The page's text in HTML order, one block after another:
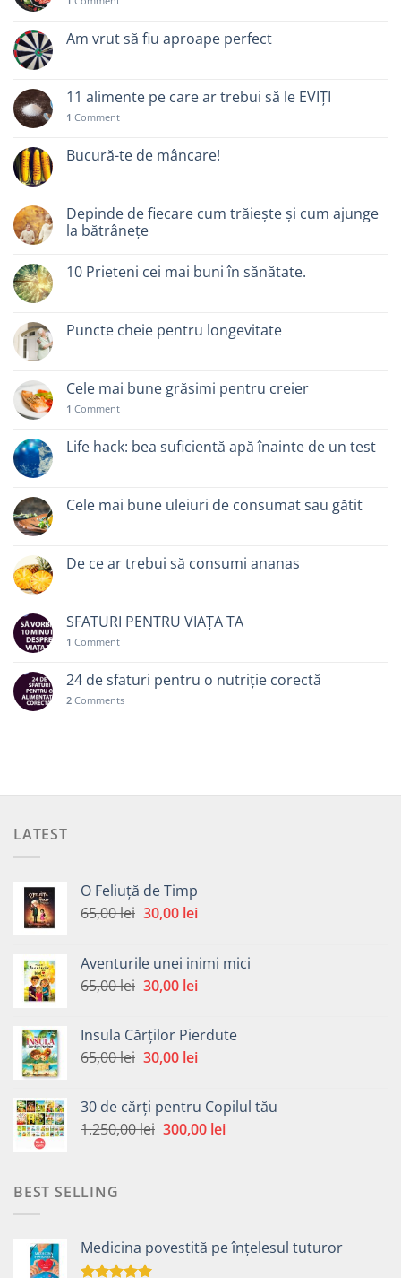
Am vrut să fiu aproape perfect
11 alimente pe care ar trebui să le EVIȚI
1 Comment
Bucură-te de mâncare!
Depinde de fiecare cum trăiește și cum ajunge
la bătrânețe
10 Prieteni cei mai buni în sănătate.
Puncte cheie pentru longevitate
Cele mai bune grăsimi pentru creier
1 Comment
Life hack: bea suficientă apă înainte de un test
Cele mai bune uleiuri de consumat sau gătit
De ce ar trebui să consumi ananas
SFATURI PENTRU VIAȚA TA
1 Comment
24 de sfaturi pentru o nutriție corectă
2 Comments
LATEST
O Feliuță de Timp
65,00lei Prețul
fost:
65,00 lei.
30,00 leiPrețul
30,00 lei.
Aventurile unei inimi mici
65,00lei Prețul
fost:
65,00 lei.
30,00 leiPrețul
30,00 lei.
Insula Cărților Pierdute
65,00lei Prețul
fost:
65,00 lei.
30,00 leiPrețul
30,00 lei.
30 de cărți pentru Copilul tău
1.250,00lei Prețul
300,00 leiPrețul
BEST SELLING
Medicina povestită pe înțelesul tuturor